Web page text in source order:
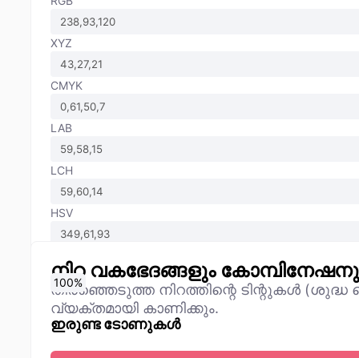
XYZ
CMYK
LAB
LCH
HSV
നിറ വകഭേദങ്ങളും
തിരഞ്ഞെടുത്ത നിറത്തിന്റെ ടിന്റുകൾ
വ്യക്തമായി കാണിക്കും.
ഇരുണ്ട ടോണുകൾ
0%
10%
20%
30%
40%
50%
60%
70%
80%
90%
100%